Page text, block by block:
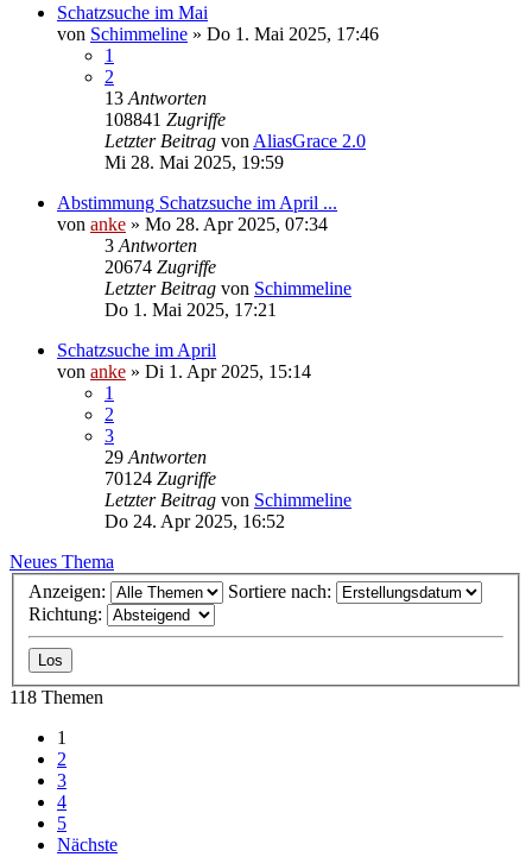
Schatzsuche im Mai
von Schimmeline » Do 1. Mai 2025, 17:46
1
2
13 Antworten
108841 Zugriffe
Letzter Beitrag von AliasGrace 2.0
Mi 28. Mai 2025, 19:59
Abstimmung Schatzsuche im April ...
von anke » Mo 28. Apr 2025, 07:34
3 Antworten
20674 Zugriffe
Letzter Beitrag von Schimmeline
Do 1. Mai 2025, 17:21
Schatzsuche im April
von anke » Di 1. Apr 2025, 15:14
1
2
3
29 Antworten
70124 Zugriffe
Letzter Beitrag von Schimmeline
Do 24. Apr 2025, 16:52
Neues Thema
Anzeigen:
Sortiere nach:
Richtung:
118 Themen
1
2
3
4
5
Nächste